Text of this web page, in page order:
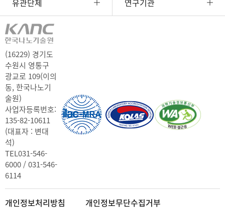
유관단체 연구기관
(16229) 경기도
수원시 영통구
광교로 109(이의
동, 한국나노기
술원)
사업자등록번호:
135-82-10611
(대표자 : 변대
석)
TEL031-546-
6000 / 031-546-
6114
개인정보처리방침 개인정보무단수집거부